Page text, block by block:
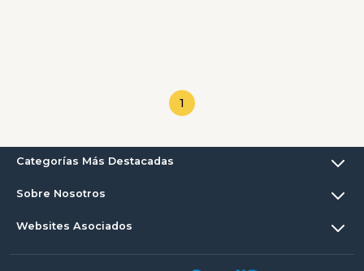
1
Categorías Más Destacadas
Sobre Nosotros
Websites Asociados